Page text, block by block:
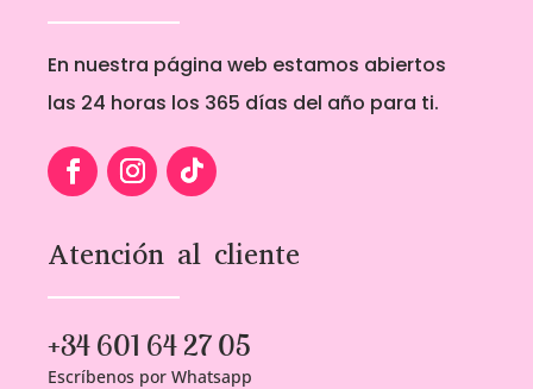
En nuestra página web estamos abiertos
las 24 horas los 365 días del año para ti.
Atención al cliente
+34 601 64 27 05
Escríbenos por Whatsapp